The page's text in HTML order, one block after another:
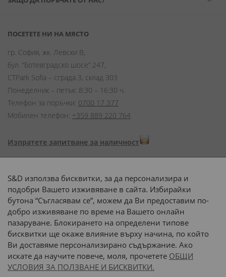
ПОСЕТЕТЕ НИ НА МЯСТО
гр. София, жк. Левски В,
бул. “Ботевградско шосе” 247,
CTPark Sofia – сграда 3, склад 303
Понеделник – петък: 8:30 – 16:30 ч.
Телефон за поръчки: 0700 17 377
Мобилен телефон: +359 889 220 764
Изпратете запитване за наличност
Начини на плащане:
Доставка до адрес с:
или
наш транспорт
S&D използва бисквитки, за да персонализира и
подобри Вашето изживяване в сайта. Избирайки
бутона “Съгласявам се”, можем да Ви предоставим по-
добро изживяване по време на Вашето онлайн
пазаруване. Блокирането на определени типове
бисквитки ще окаже влияние върху начина, по който
Ви доставяме персонализирано съдържание. Ако
искате да научите повече, моля, прочетете ОБЩИ
УСЛОВИЯ ЗА ПОЛЗВАНЕ И БИСКВИТКИ.